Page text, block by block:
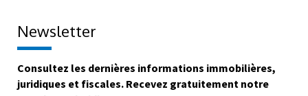
Newsletter
Consultez les dernières informations immobilières,
juridiques et fiscales. Recevez gratuitement notre